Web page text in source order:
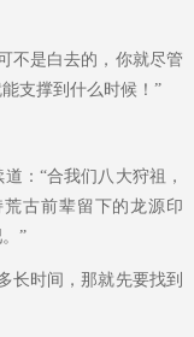
不是白去的，你就尽管
支撑到什么时候！”
：“合我们八大狩祖，
古前辈留下的龙源印
”
长时间，那就先要找到